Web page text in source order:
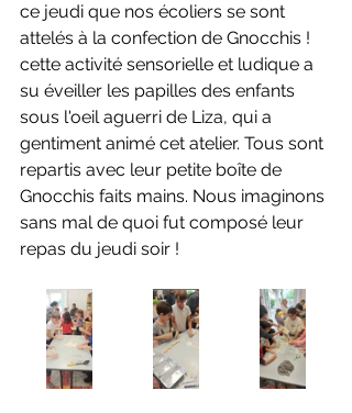
ce jeudi que nos écoliers se sont
attelés à la confection de Gnocchis !
cette activité sensorielle et ludique a
su éveiller les papilles des enfants
sous l'oeil aguerri de Liza, qui a
gentiment animé cet atelier. Tous sont
repartis avec leur petite boîte de
Gnocchis faits mains. Nous imaginons
sans mal de quoi fut composé leur
repas du jeudi soir !